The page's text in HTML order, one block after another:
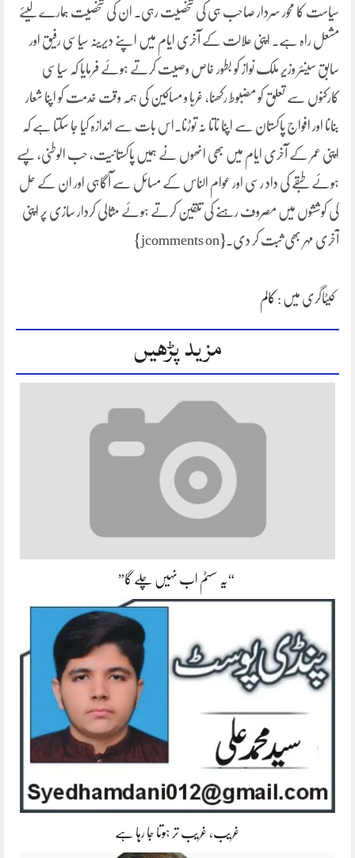
سیاست کا محور سردار صاحب ہی کی شخصیت رہی۔ ان کی شخصیت ہمارے لیئے
مشعل راہ ہے۔ اپنی علالت کے آخری ایام میں اپنے دیرینہ سیاسی رفیق اور
سابق سینئر وزیر ملک نواز کو بطور خاص وصیت کرتے ہوئے فرمایا کہ سیاسی
کارکنوں سے تعلق کو مضبوط رکھنا، غربا و مساکین کی ہمہ وقت خدمت کو اپنا شعار
بنانا اور افواج پاکستان سے اپنا ناتا نہ توڑنا۔اس بات سے اندازہ کیا جا سکتا ہے کہ
اپنی عمر کے آخری ایام میں بھی انھوں نے ہمیں پاکستانیت، حب الوطنی، پسے
ہوئے طبقے کی داد رسی اور عوام الناس کے مسائل سے آگاہی اور ان کے حل
کی کوششوں میں مصروف رہنے کی تلقین کرتے ہوئے مثالی کردار سازی پر اپنی
آخری مہر بھی ثبت کر دی۔{jcomments on}
کیٹاگری میں : کالم
مزید پڑھیں
“یہ سسٹم اب نہیں چلے گا”
غریب، غریب تر ہوتا جا رہا ہے